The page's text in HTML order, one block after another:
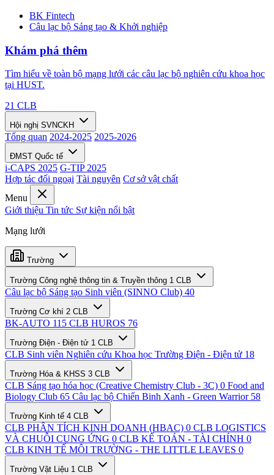
BK Fintech
Câu lạc bộ Sáng tạo & Khởi nghiệp
Khám phá thêm
Tìm hiểu về toàn bộ mạng lưới các câu lạc bộ nghiên cứu khoa học
tại HUST.
21 CLB
Hội nghị SVNCKH
Tổng quan 2024-2025 2025-2026
ĐMST Quốc tế
i-CAPS 2025 G-TIP 2025
Hợp tác đối ngoại Tài nguyên Cơ sở vật chất
Menu
Giới thiệu Tin tức Sự kiện nổi bật
Mạng lưới
Trường
Trường Công nghệ thông tin & Truyền thông 1 CLB
Câu lạc bộ Sáng tạo Sinh viên (SINNO Club) 40
Trường Cơ khí 2 CLB
BK-AUTO 115 CLB HUROS 76
Trường Điện - Điện tử 1 CLB
CLB Sinh viên Nghiên cứu Khoa học Trường Điện - Điện tử 18
Trường Hóa & KHSS 3 CLB
CLB Sáng tạo hóa học (Creative Chemistry Club - 3C) 0 Food and
Biology Club 65 Câu lạc bộ Chiến Binh Xanh - Green Warrior 58
Trường Kinh tế 4 CLB
CLB PHÂN TÍCH KINH DOANH (HBAC) 0 CLB LOGISTICS
VÀ CHUỖI CUNG ỨNG 0 CLB KẾ TOÁN - TÀI CHÍNH 0
CLB KINH TẾ MÔI TRƯỜNG - THE LITTLE LEAVES 0
Trường Vật Liệu 1 CLB